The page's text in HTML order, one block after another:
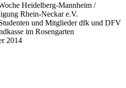
Heidelberg-Mannheim /
Rhein-Neckar e.V.
und Mitglieder dfk und DFV
im Rosengarten
2014